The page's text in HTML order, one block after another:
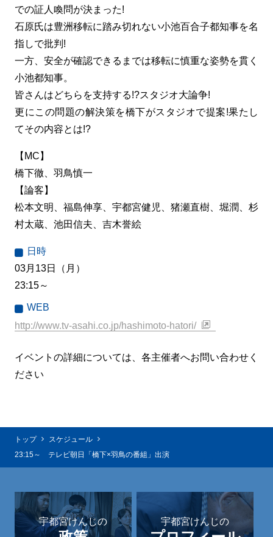
での証人喚問が決まった!
石原氏は豊洲移転に踏み切れない小池百合子都知事を名
指しで批判!
一方、安全が確認できるまでは移転に慎重な姿勢を貫く
小池都知事。
皆さんはどちらを支持する!?スタジオ大論争!
更にこの問題の解決策を橋下がスタジオで提案!果たし
てその内容とは!?
【MC】
橋下徹、羽鳥慎一
【論客】
松本文明、福島伸享、宇都宮健児、猪瀬直樹、堀潤、杉
村太蔵、池田信夫、吉木誉絵
日時
03月13日（月）
23:15～
WEB
http://www.tv-asahi.co.jp/hashimoto-hatori/
イベントの詳細については、各主催者へお問い合わせく
ださい
トップ
スケジュール
23:15～ テレビ朝日「橋下×羽鳥の番組」出演
宇都宮けんじの 宇都宮けんじの